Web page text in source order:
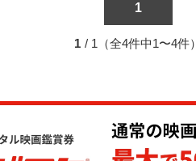
1
1 / 1（全4件中1〜4件）